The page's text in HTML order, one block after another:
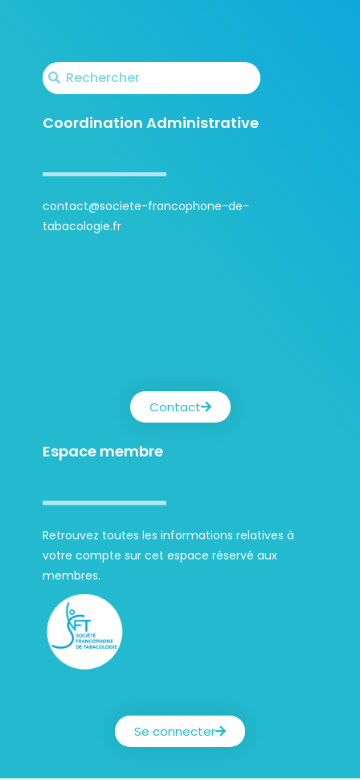
Coordination Administrative
contact@societe-francophone-de-
tabacologie.fr
Contact
Espace membre
Retrouvez toutes les informations relatives à
votre compte sur cet espace réservé aux
membres.
Se connecter